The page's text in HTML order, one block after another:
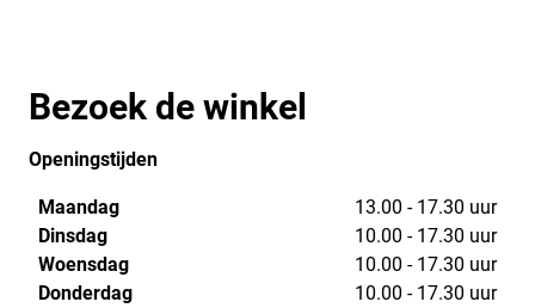
Bezoek de winkel
Openingstijden
Maandag
13.00 - 17.30 uur
Dinsdag
10.00 - 17.30 uur
Woensdag
10.00 - 17.30 uur
Donderdag
10.00 - 17.30 uur